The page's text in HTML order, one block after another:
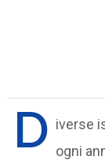
D iverse
ogni